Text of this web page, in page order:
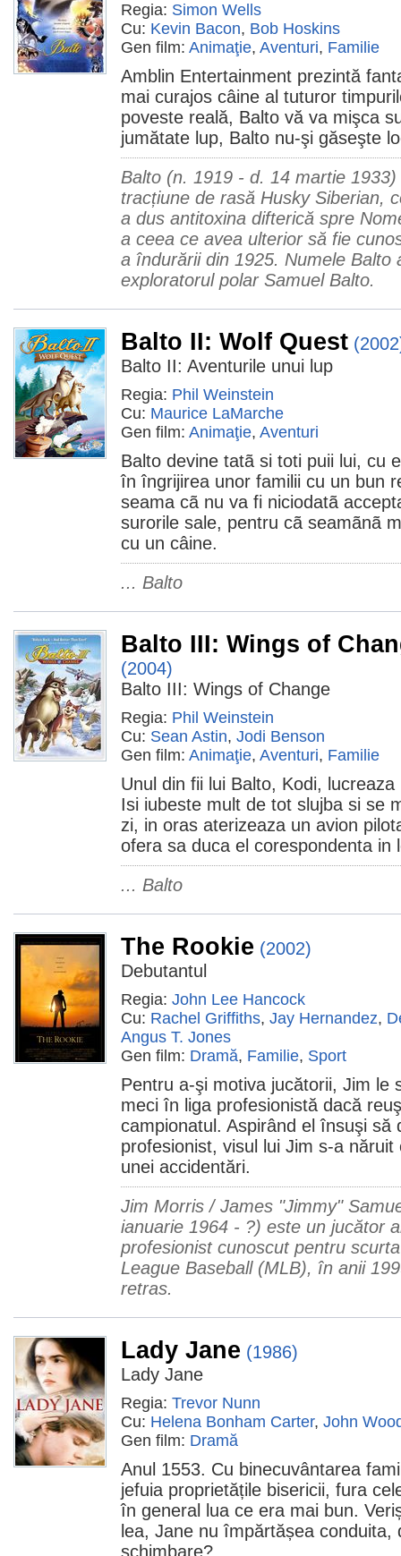
Regia: Simon Wells
Cu: Kevin Bacon, Bob Hoskins
Gen film: Animaţie, Aventuri, Familie
Amblin Entertainment prezintă
mai curajos câine al tuturor
poveste reală, Balto vă va mişca
jumătate lup, Balto nu-şi găseşte
Balto (n. 1919 - d. 14 martie
tracțiune de rasă Husky Siberian,
a dus antitoxina difterică spre
a ceea ce avea ulterior să fie
a îndurării din 1925. Numele Balto
exploratorul polar Samuel Balto.
Balto II: Wolf Quest
Balto II: Aventurile unui lup
Regia: Phil Weinstein
Cu: Maurice LaMarche
Gen film: Animaţie, Aventuri
Balto devine tatã si toti puii lui, cu
în îngrijirea unor familii cu un bun
seama cã nu va fi niciodatã
surorile sale, pentru cã seamãnã
cu un câine.
... Balto
Balto III: Wings of
(2004)
Balto III: Wings of Change
Regia: Phil Weinstein
Cu: Sean Astin, Jodi Benson
Gen film: Animaţie, Aventuri, Familie
Unul din fii lui Balto, Kodi,
Isi iubeste mult de tot slujba si se
zi, in oras aterizeaza un avion
ofera sa duca el corespondenta in
... Balto
The Rookie (2002)
Debutantul
Regia: John Lee Hancock
Cu: Rachel Griffiths, Jay Hernandez,
Angus T. Jones
Gen film: Dramă, Familie, Sport
Pentru a-şi motiva jucătorii, Jim le
meci în liga profesionistă dacă
campionatul. Aspirând el însuşi să
profesionist, visul lui Jim s-a
unei accidentări.
Jim Morris / James "Jimmy"
ianuarie 1964 - ?) este un jucător
profesionist cunoscut pentru
League Baseball (MLB), în anii
retras.
Lady Jane (1986)
Lady Jane
Regia: Trevor Nunn
Cu: Helena Bonham Carter, John
Gen film: Dramă
Anul 1553. Cu binecuvântarea
jefuia proprietățile bisericii, fura
în general lua ce era mai bun.
lea, Jane nu împărtășea conduita,
schimbare?